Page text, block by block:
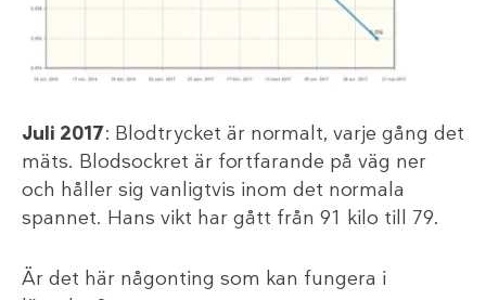
Juli 2017: Blodtrycket är normalt, varje gång det
mäts. Blodsockret är fortfarande på väg ner
och håller sig vanligtvis inom det normala
spannet. Hans vikt har gått från 91 kilo till 79.
Är det här någonting som kan fungera i